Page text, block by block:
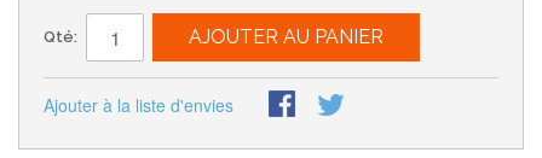
Qté: AJOUTER AU PANIER
Ajouter à la liste d'envies